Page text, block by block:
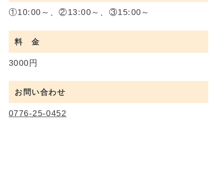
①10:00～、②13:00～、③15:00～
料 金
3000円
お問い合わせ
0776-25-0452